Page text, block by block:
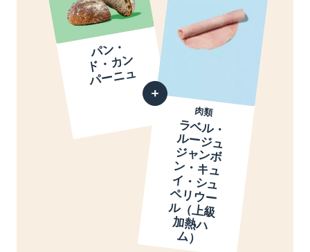
パ
ン
・
ド
・
カ
ン
パ
ー
ニ
ュ
肉類
ラ
ベ
ル
・
ル
ー
ジ
ュ
ジ
ャ
ン
ボ
ン
・
キ
ュ
イ
・
シ
ュ
ペ
リ
ウ
ー
ル
（
上
級
加
熱
ハ
ム
）